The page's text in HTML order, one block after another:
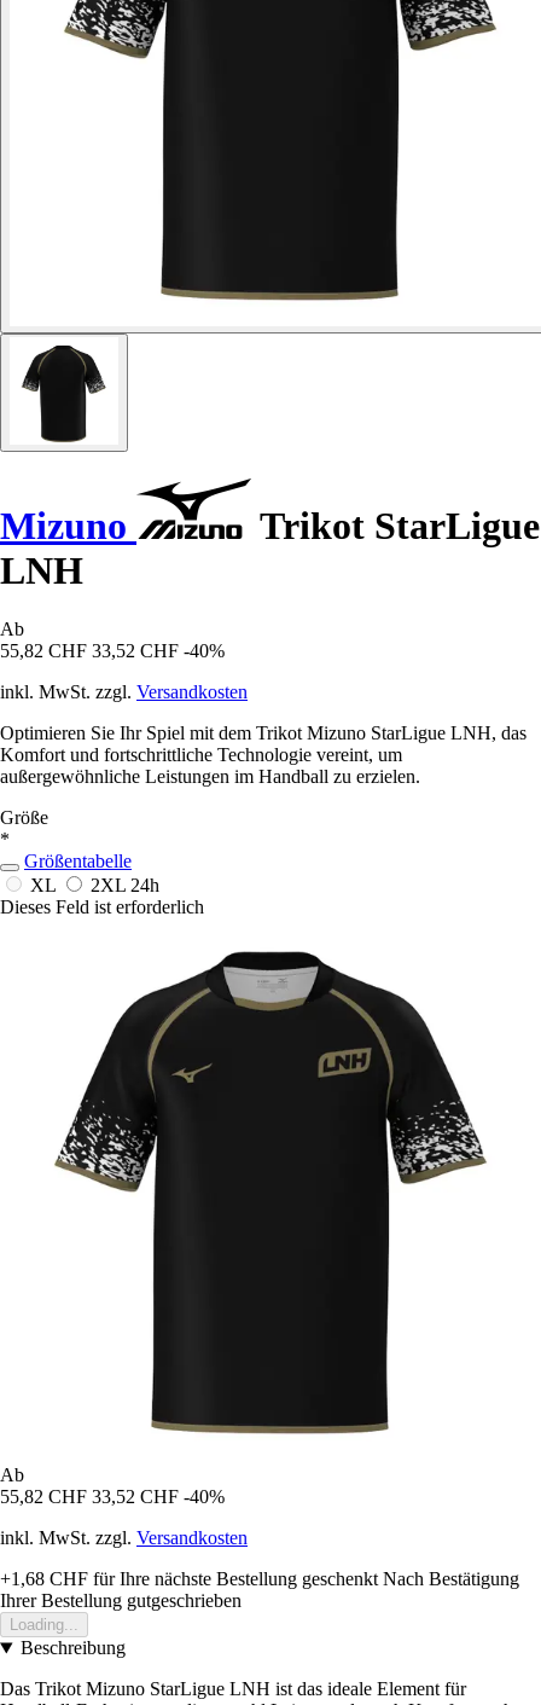
Mizuno
Trikot StarLigue
LNH
Ab
55,82 CHF 33,52 CHF -40%
inkl. MwSt. zzgl. Versandkosten
Optimieren Sie Ihr Spiel mit dem Trikot Mizuno StarLigue LNH, das
Komfort und fortschrittliche Technologie vereint, um
außergewöhnliche Leistungen im Handball zu erzielen.
Größe
*
Größentabelle
XL
2XL 24h
Dieses Feld ist erforderlich
Ab
55,82 CHF 33,52 CHF -40%
inkl. MwSt. zzgl. Versandkosten
+1,68 CHF für Ihre nächste Bestellung geschenkt Nach Bestätigung
Ihrer Bestellung gutgeschrieben
Loading...
Beschreibung
Das Trikot Mizuno StarLigue LNH ist das ideale Element für